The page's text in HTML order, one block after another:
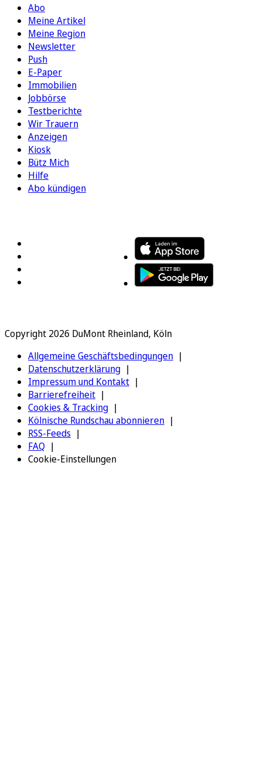
Abo
Meine Artikel
Meine Region
Newsletter
Push
E-Paper
Immobilien
Jobbörse
Testberichte
Wir Trauern
Anzeigen
Kiosk
Bütz Mich
Hilfe
Abo kündigen
Copyright 2026 DuMont Rheinland, Köln
Allgemeine Geschäftsbedingungen
Datenschutzerklärung
Impressum und Kontakt
Barrierefreiheit
Cookies & Tracking
Kölnische Rundschau abonnieren
RSS-Feeds
FAQ
Cookie-Einstellungen